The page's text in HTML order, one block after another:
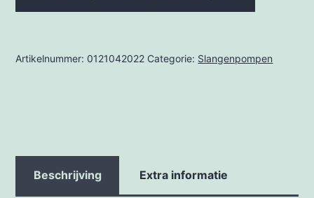
Artikelnummer: 0121042022 Categorie: Slangenpompen
Beschrijving Extra informatie